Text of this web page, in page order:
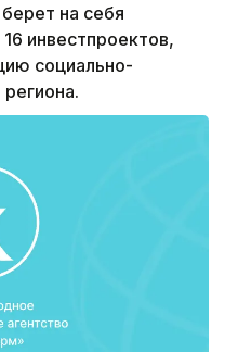
на себя
инвестпроектов,
социально-